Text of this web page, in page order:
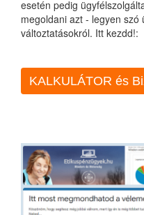
esetén pedig
megoldani azt - legyen
változtatásokról. Itt kezdd!:
KALKULÁTOR és